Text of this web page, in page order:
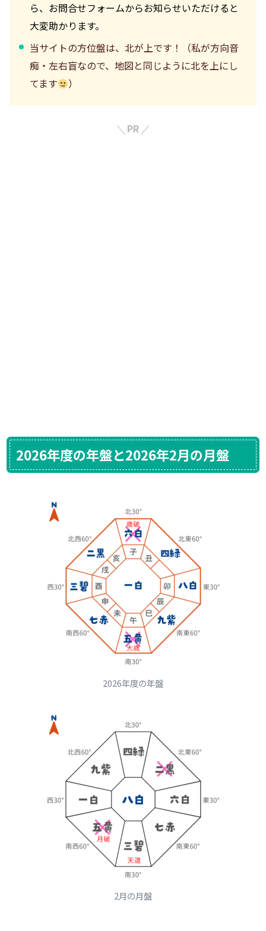
ら、お問合せフォームからお知らせいただけると
大変助かります。
当サイトの方位盤は、北が上です！（私が方向音
痴・左右盲なので、地図と同じように北を上にし
てます
）
PR
2026年度の年盤と2026年2月の月盤
2026年度の年盤
2月の月盤